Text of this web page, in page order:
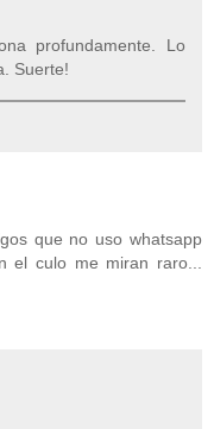
profundamente. Lo
Suerte!
que no uso whatsapp
el culo me miran raro...